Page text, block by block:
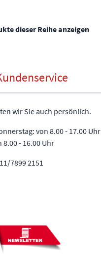
dieser Reihe anzeigen
wir Sie auch persönlich.
von 8.00 - 17.00 Uhr
8.00 - 16.00 Uhr
7899 2151